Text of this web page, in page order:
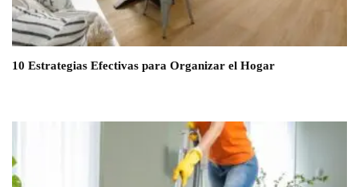
10 Estrategias Efectivas para Organizar el Hogar